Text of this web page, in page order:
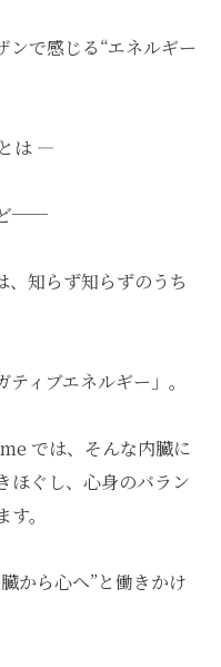
ンで感じる“エネルギー
は ―
ど──
、知らず知らずのうち
ィブエネルギー」。
では、そんな内臓に
ほぐし、心身のバラン
。
から心へ”と働きかけ